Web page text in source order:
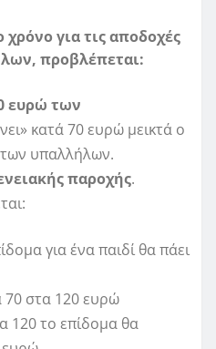
για τις αποδοχές
προβλέπεται:
ευρώ των
κατά 70 ευρώ μεικτά ο
υπαλλήλων.
παροχής.
για ένα παιδί θα πάει
70 στα 120 ευρώ
120 το επίδομα θα